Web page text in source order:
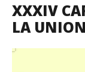
XXXIV
LA UNION